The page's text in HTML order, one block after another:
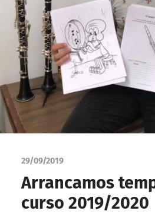
29/09/2019
Arrancamos
curso 2019/2020